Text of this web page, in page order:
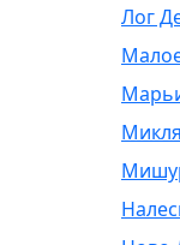
Лог